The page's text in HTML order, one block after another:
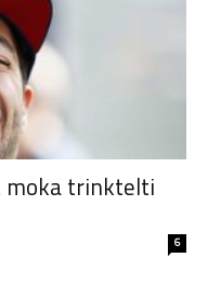
moka trinktelti
6